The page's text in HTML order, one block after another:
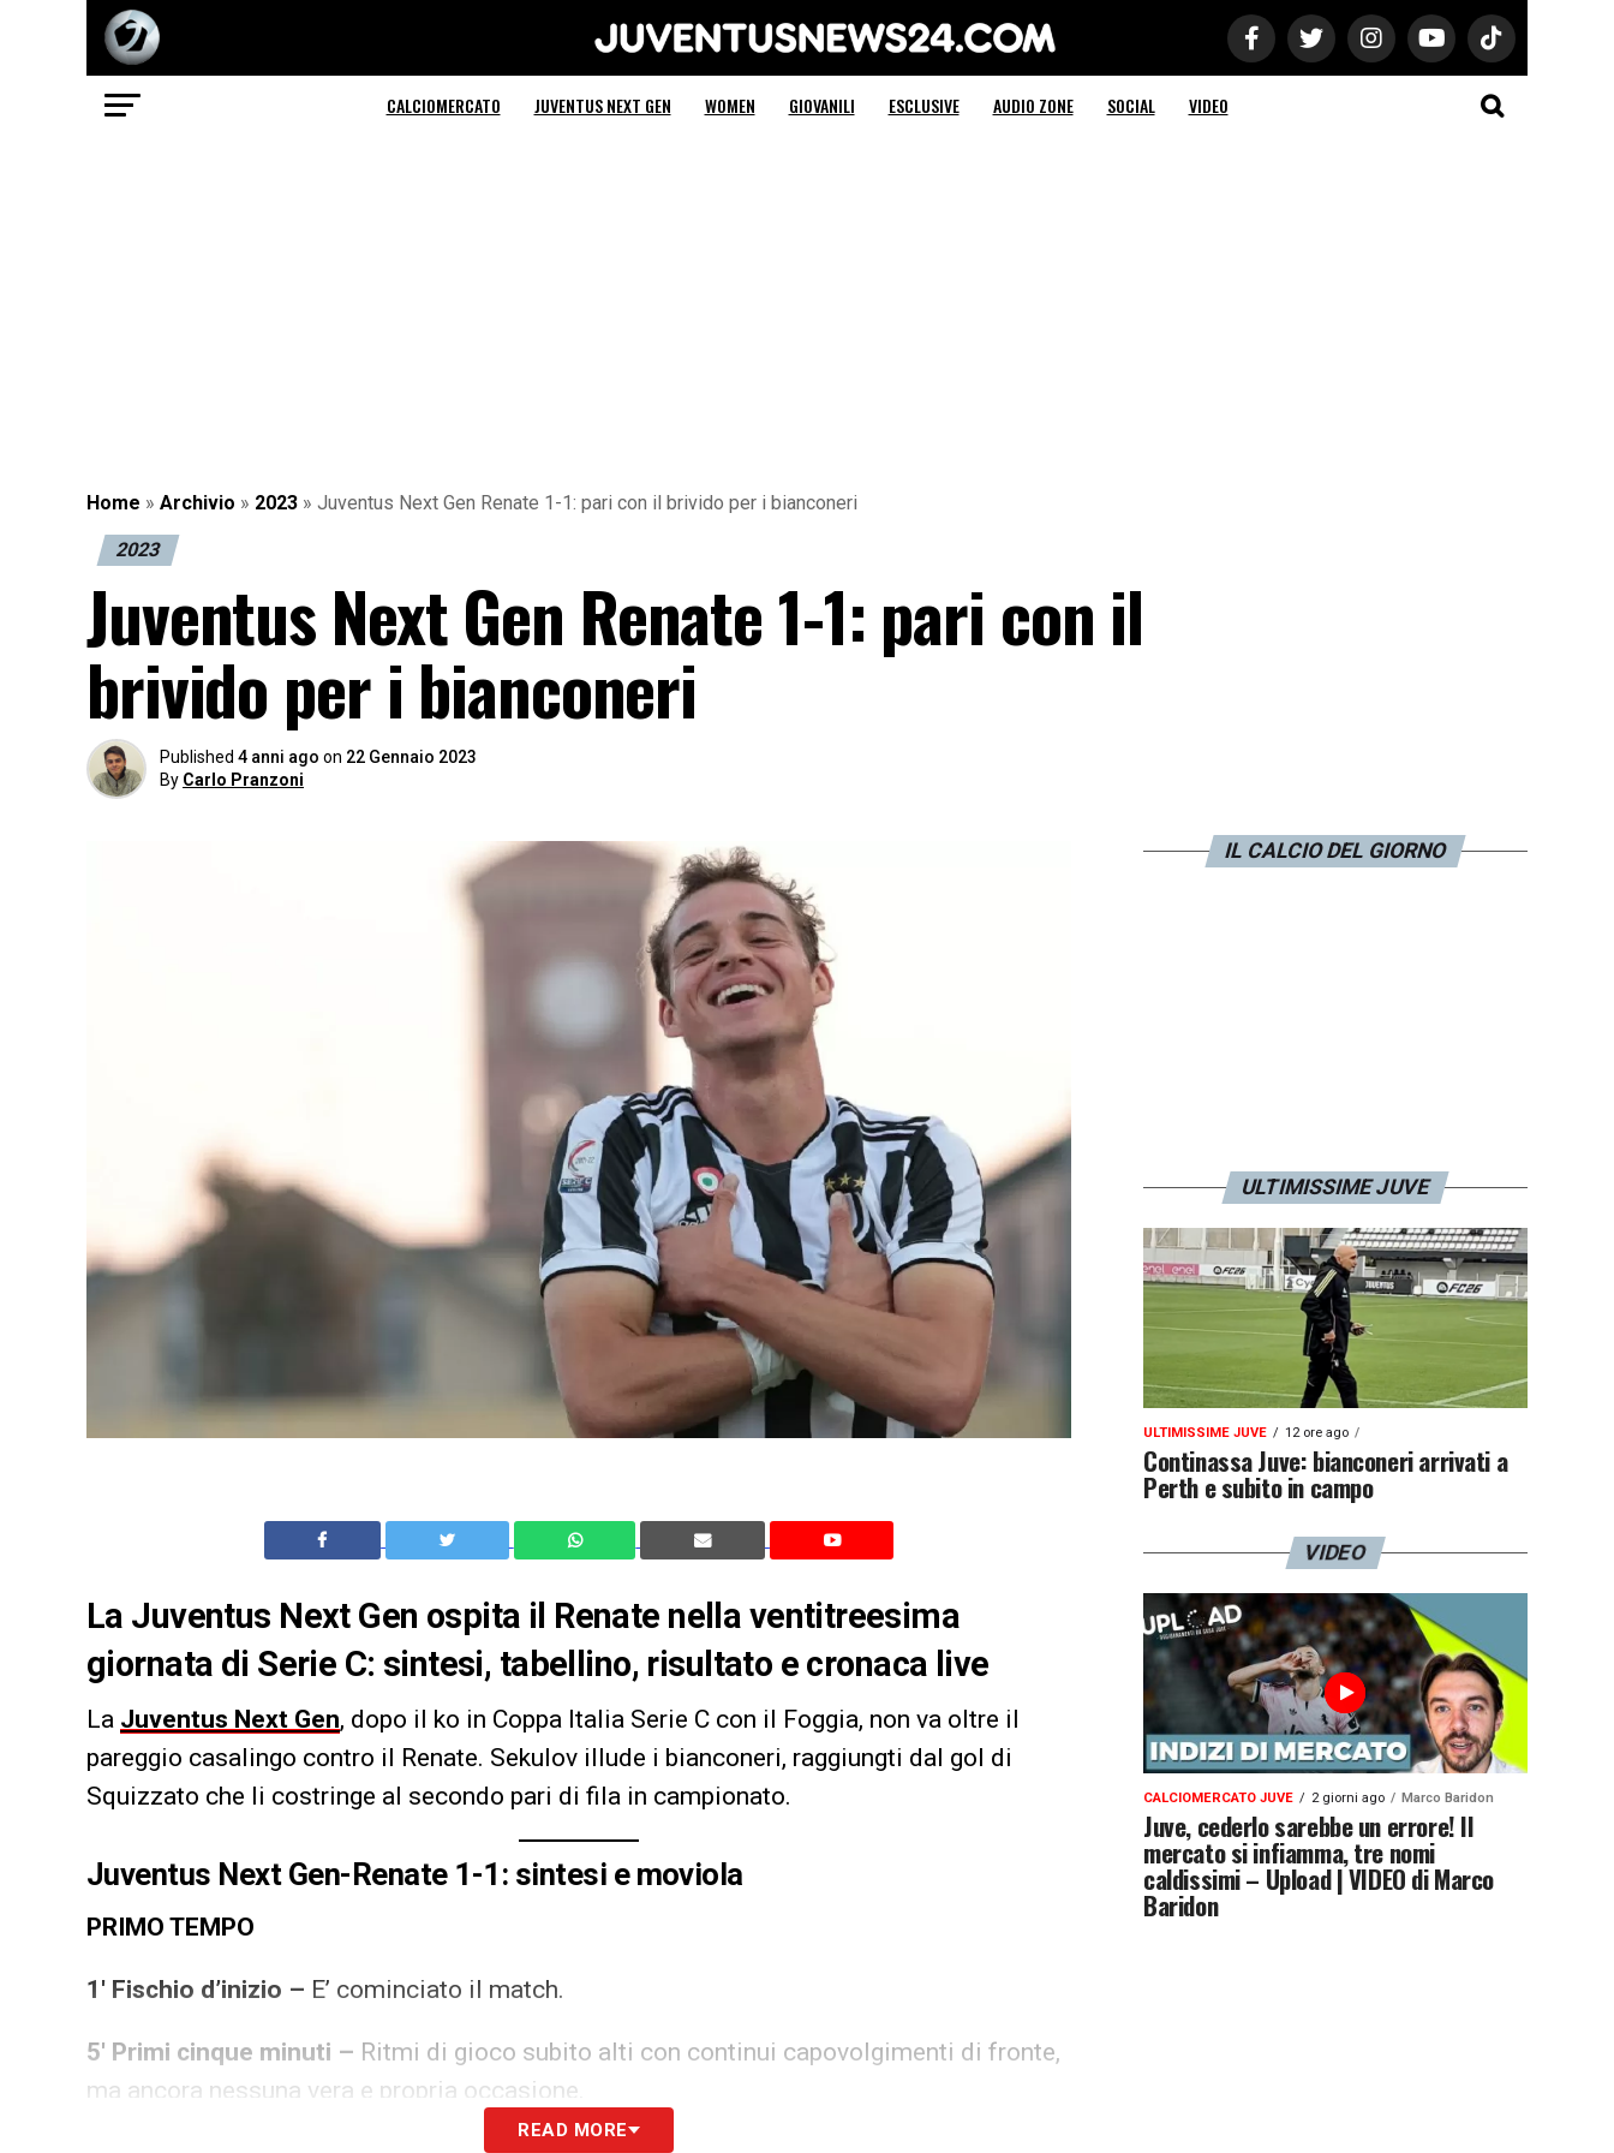
Juventus News 24
CALCIOMERCATO JUVENTUS NEXT GEN WOMEN GIOVANILI ESCLUSIVE AUDIO ZONE SOCIAL VIDEO
Home » Archivio » 2023 » Juventus Next Gen Renate 1-1: pari con il brivido per i bianconeri
2023
Juventus Next Gen Renate 1-1: pari con il
brivido per i bianconeri
Published 4 anni ago on 22 Gennaio 2023
By Carlo Pranzoni
La Juventus Next Gen ospita il Renate nella ventitreesima
giornata di Serie C: sintesi, tabellino, risultato e cronaca live
La Juventus Next Gen, dopo il ko in Coppa Italia Serie C con il Foggia, non va oltre il
pareggio casalingo contro il Renate. Sekulov illude i bianconeri, raggiungti dal gol di
Squizzato che li costringe al secondo pari di fila in campionato.
Juventus Next Gen-Renate 1-1: sintesi e moviola
PRIMO TEMPO
1′ Fischio d’inizio – E’ cominciato il match.
5′ Primi cinque minuti – Ritmi di gioco subito alti con continui capovolgimenti di fronte,
ma ancora nessuna vera e propria occasione.
READ MORE
IL CALCIO DEL GIORNO
ULTIMISSIME JUVE
ULTIMISSIME JUVE 12 ore ago
Continassa Juve: bianconeri arrivati a
Perth e subito in campo
VIDEO
CALCIOMERCATO JUVE 2 giorni ago Marco Baridon
Juve, cederlo sarebbe un errore! Il
mercato si infiamma, tre nomi
caldissimi – Upload | VIDEO di Marco
Baridon